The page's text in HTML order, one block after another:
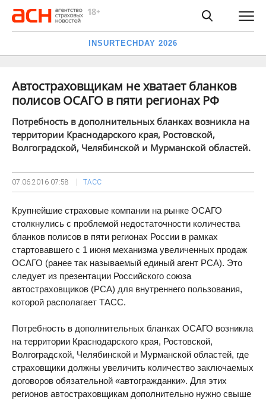
INSURTECHDAY 2026
Автостраховщикам не хватает бланков
полисов ОСАГО в пяти регионах РФ
Потребность в дополнительных бланках возникла на
территории Краснодарского края, Ростовской,
Волгоградской, Челябинской и Мурманской областей.
07.06.2016 07:58 ТАСС
Крупнейшие страховые компании на рынке ОСАГО
столкнулись с проблемой недостаточности количества
бланков полисов в пяти регионах России в рамках
стартовавшего с 1 июня механизма увеличенных продаж
ОСАГО (ранее так называемый единый агент РСА). Это
следует из презентации Российского союза
автостраховщиков (РСА) для внутреннего пользования,
которой располагает ТАСС.
Потребность в дополнительных бланках ОСАГО возникла
на территории Краснодарского края, Ростовской,
Волгоградской, Челябинской и Мурманской областей, где
страховщики должны увеличить количество заключаемых
договоров обязательной «автогражданки». Для этих
регионов автостраховщикам дополнительно нужно свыше